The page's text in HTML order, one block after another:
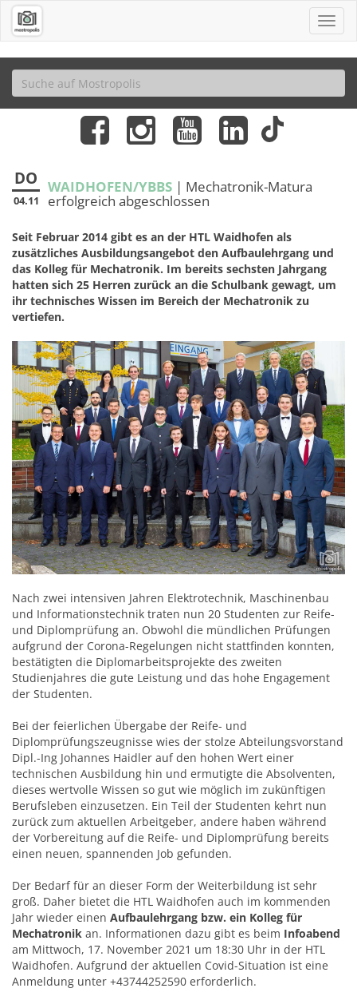
DO
04.11
WAIDHOFEN/YBBS | Mechatronik-Matura
erfolgreich abgeschlossen
Seit Februar 2014 gibt es an der HTL Waidhofen als
zusätzliches Ausbildungsangebot den Aufbaulehrgang und
das Kolleg für Mechatronik. Im bereits sechsten Jahrgang
hatten sich 25 Herren zurück an die Schulbank gewagt, um
ihr technisches Wissen im Bereich der Mechatronik zu
vertiefen.
Nach zwei intensiven Jahren Elektrotechnik, Maschinenbau
und Informationstechnik traten nun 20 Studenten zur Reife-
und Diplomprüfung an. Obwohl die mündlichen Prüfungen
aufgrund der Corona-Regelungen nicht stattfinden konnten,
bestätigten die Diplomarbeitsprojekte des zweiten
Studienjahres die gute Leistung und das hohe Engagement
der Studenten.
Bei der feierlichen Übergabe der Reife- und
Diplomprüfungszeugnisse wies der stolze Abteilungsvorstand
Dipl.-Ing Johannes Haidler auf den hohen Wert einer
technischen Ausbildung hin und ermutigte die Absolventen,
dieses wertvolle Wissen so gut wie möglich im zukünftigen
Berufsleben einzusetzen. Ein Teil der Studenten kehrt nun
zurück zum aktuellen Arbeitgeber, andere haben während
der Vorbereitung auf die Reife- und Diplomprüfung bereits
einen neuen, spannenden Job gefunden.
Der Bedarf für an dieser Form der Weiterbildung ist sehr
groß. Daher bietet die HTL Waidhofen auch im kommenden
Jahr wieder einen Aufbaulehrgang bzw. ein Kolleg für
Mechatronik an. Informationen dazu gibt es beim Infoabend
am Mittwoch, 17. November 2021 um 18:30 Uhr in der HTL
Waidhofen. Aufgrund der aktuellen Covid-Situation ist eine
Anmeldung unter +43744252590 erforderlich.